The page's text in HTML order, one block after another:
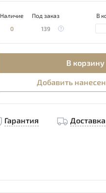
Наличие Под заказ
В
0
139
В корзину
Добавить
Гарантия Доставка